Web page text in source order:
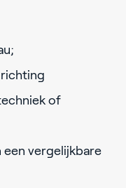
of
een vergelijkbare